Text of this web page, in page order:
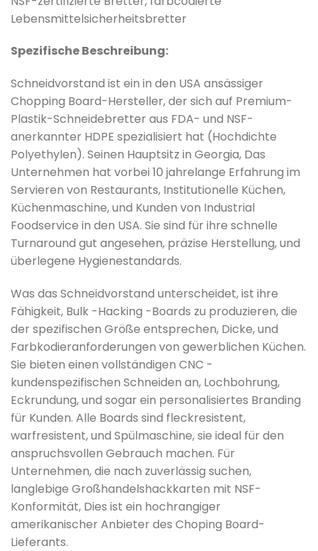
Lebensmittelsicherheitsbretter
Spezifische Beschreibung:
Schneidvorstand ist ein in den USA ansässiger
Chopping Board-Hersteller, der sich auf Premium-
Plastik-Schneidebretter aus FDA- und NSF-
anerkannter HDPE spezialisiert hat (Hochdichte
Polyethylen). Seinen Hauptsitz in Georgia, Das
Unternehmen hat vorbei 10 jahrelange Erfahrung im
Servieren von Restaurants, Institutionelle Küchen,
Küchenmaschine, und Kunden von Industrial
Foodservice in den USA. Sie sind für ihre schnelle
Turnaround gut angesehen, präzise Herstellung, und
überlegene Hygienestandards.
Was das Schneidvorstand unterscheidet, ist ihre
Fähigkeit, Bulk -Hacking -Boards zu produzieren, die
der spezifischen Größe entsprechen, Dicke, und
Farbkodieranforderungen von gewerblichen Küchen.
Sie bieten einen vollständigen CNC -
kundenspezifischen Schneiden an, Lochbohrung,
Eckrundung, und sogar ein personalisiertes Branding
für Kunden. Alle Boards sind fleckresistent,
warfresistent, und Spülmaschine, sie ideal für den
anspruchsvollen Gebrauch machen. Für
Unternehmen, die nach zuverlässig suchen,
langlebige Großhandelshackkarten mit NSF-
Konformität, Dies ist ein hochrangiger
amerikanischer Anbieter des Choping Board-
Lieferants.